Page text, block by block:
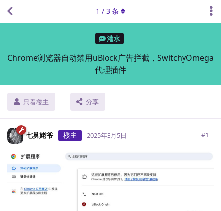
灌水
Chrome浏览器自动禁用uBlock广告拦截，SwitchyOmega
代理插件
只看楼主 分享
1 / 3 条
七舅姥爷 楼主 2025年3月5日 #1